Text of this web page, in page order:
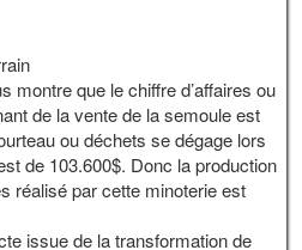
montre que le chiffre d’affaires ou
de la vente de la semoule est
ou déchets se dégage lors
de 103.600$. Donc la production
réalisé par cette minoterie est
issue de la transformation de